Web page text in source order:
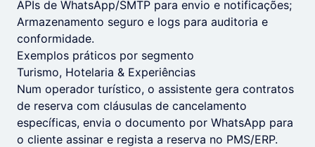
APIs de WhatsApp/SMTP para envio e notificações;
Armazenamento seguro e logs para auditoria e
conformidade.
Exemplos práticos por segmento
Turismo, Hotelaria & Experiências
Num operador turístico, o assistente gera contratos
de reserva com cláusulas de cancelamento
específicas, envia o documento por WhatsApp para
o cliente assinar e regista a reserva no PMS/ERP.